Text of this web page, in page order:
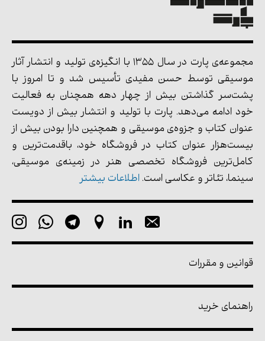
مجموعه‌ی پارت در سال 1355 با انگیزه‌ی تولید و انتشار آثار
موسیقی توسط حسن مفیدی تأسیس شد و تا امروز با
پشت‌سر گذاشتن بیش از چهار دهه همچنان به فعالیت
خود ادامه می‌دهد. پارت با تولید و انتشار بیش از دویست
عنوان کتاب و جزوه‌ی موسیقی و همچنین دارا بودن بیش از
بیست‌هزار عنوان کتاب در فروشگاه خود، باقدمت‌ترین و
کامل‌ترین فروشگاه تخصصی هنر در زمینه‌ی موسیقی،
سینما، تئاتر و عکاسی است. اطلاعات بیشتر
قوانین و مقررات
راهنمای خرید